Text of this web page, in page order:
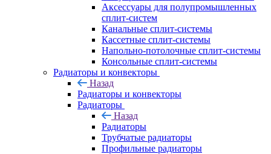
Аксессуары для полупромышленных
сплит-систем
Канальные сплит-системы
Кассетные сплит-системы
Напольно-потолочные сплит-системы
Консольные сплит-системы
Радиаторы и конвекторы
Назад
Радиаторы и конвекторы
Радиаторы
Назад
Радиаторы
Трубчатые радиаторы
Профильные радиаторы